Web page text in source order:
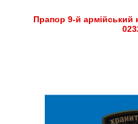
Прапор 9-й